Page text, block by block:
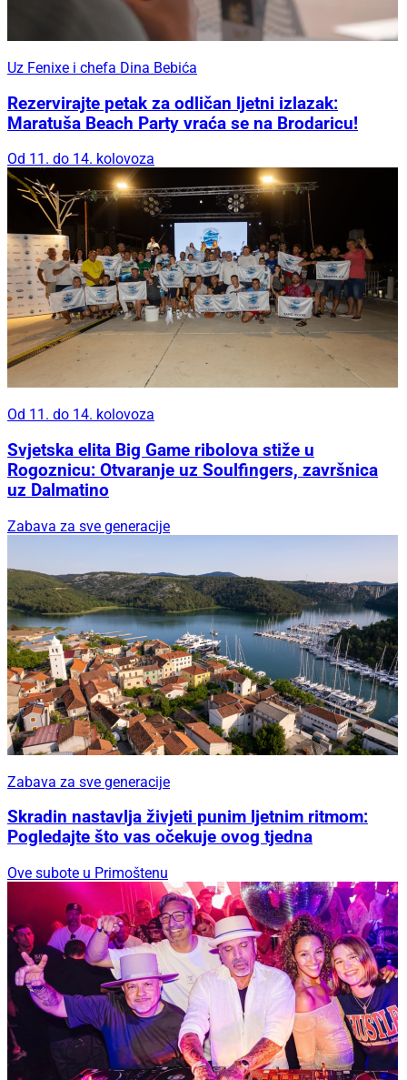
Uz Fenixe i chefa Dina Bebića
Rezervirajte petak za odličan ljetni izlazak:
Maratuša Beach Party vraća se na Brodaricu!
Od 11. do 14. kolovoza
Od 11. do 14. kolovoza
Svjetska elita Big Game ribolova stiže u
Rogoznicu: Otvaranje uz Soulfingers, završnica
uz Dalmatino
Zabava za sve generacije
Zabava za sve generacije
Skradin nastavlja živjeti punim ljetnim ritmom:
Pogledajte što vas očekuje ovog tjedna
Ove subote u Primoštenu